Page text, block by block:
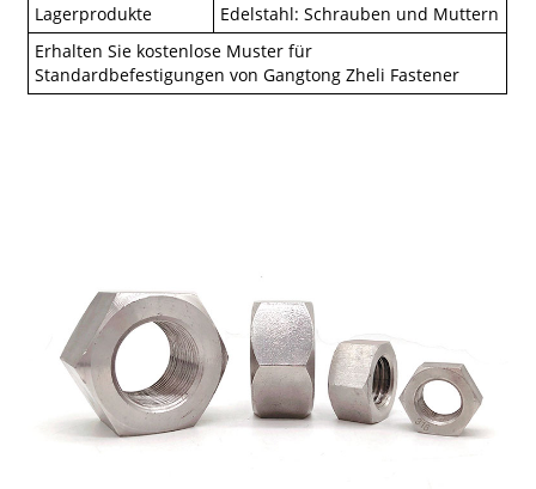
Lagerprodukte
Edelstahl: Schrauben und Muttern
Erhalten Sie kostenlose Muster für
Standardbefestigungen von Gangtong Zheli Fastener